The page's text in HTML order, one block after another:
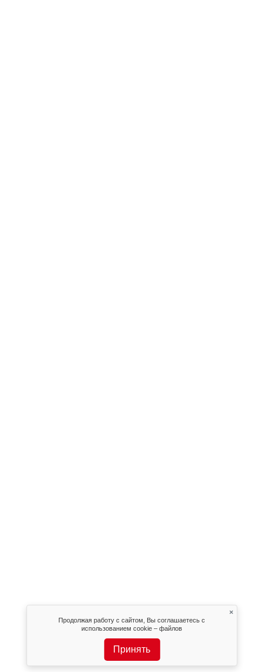
Продолжая работу с сайтом, Вы соглашаетесь с
использованием cookie – файлов
Принять
×